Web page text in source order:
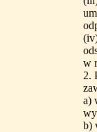
w
2.
a)
b)